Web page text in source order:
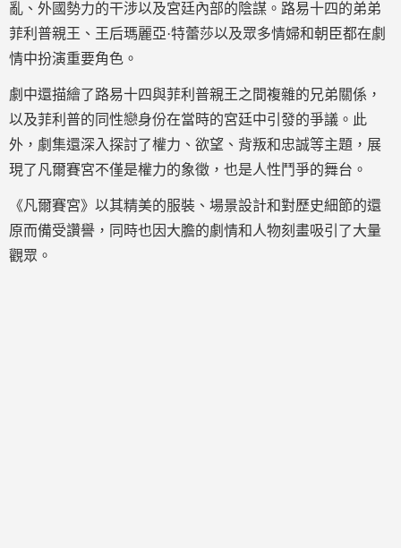
亂、外國勢力的干涉以及宮廷內部的陰謀。路易十四的弟弟
菲利普親王、王后瑪麗亞·特蕾莎以及眾多情婦和朝臣都在劇
情中扮演重要角色。
劇中還描繪了路易十四與菲利普親王之間複雜的兄弟關係，
以及菲利普的同性戀身份在當時的宮廷中引發的爭議。此
外，劇集還深入探討了權力、欲望、背叛和忠誠等主題，展
現了凡爾賽宮不僅是權力的象徵，也是人性鬥爭的舞台。
《凡爾賽宮》以其精美的服裝、場景設計和對歷史細節的還
原而備受讚譽，同時也因大膽的劇情和人物刻畫吸引了大量
觀眾。